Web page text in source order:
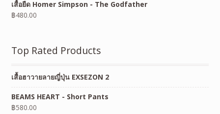
เสื้อยืด Homer Simpson - The Godfather
฿480.00
Top Rated Products
เสื้อฮาวายลายญี่ปุ่น EXSEZON 2
BEAMS HEART - Short Pants
฿580.00